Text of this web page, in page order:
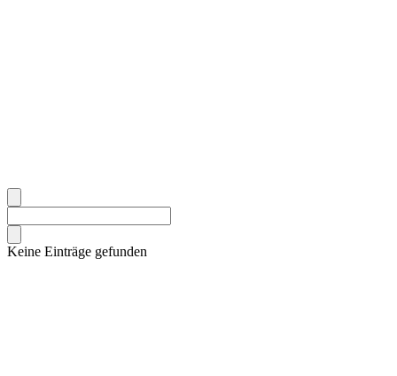
Keine Einträge gefunden